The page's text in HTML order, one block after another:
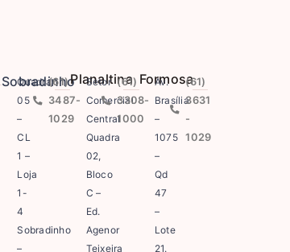
Sobradinho
Quadra
05
–
CL
1 –
Loja
1-
4
Sobradinho
–
(61)
3487-
1029
Planaltina
Setor
Comercial
Central
Quadra
02,
Bloco
C –
Ed.
Agenor
Teixeira
(61)
3308-
1000
Formosa
Av.
Brasília
–
1075
–
Qd
47
–
Lote
21.
(61)
3631
-
1029